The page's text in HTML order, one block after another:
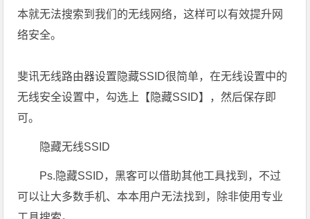
本就无法搜索到我们的无线网络，这样可以有效提升网
络安全。
斐讯无线路由器设置隐藏SSID很简单，在无线设置中的
无线安全设置中，勾选上【隐藏SSID】，然后保存即
可。
隐藏无线SSID
Ps.隐藏SSID，黑客可以借助其他工具找到，不过
可以让大多数手机、本本用户无法找到，除非使用专业